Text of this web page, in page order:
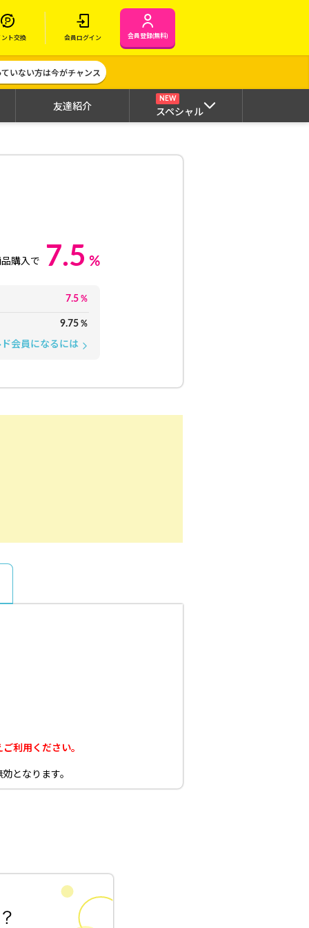
ント交換 会員ログイン 会員登録(無料)
いない方は今がチャンス
友達紹介
NEW
スペシャル
購入で 7.5 %
7.5 %
9.75 %
会員になるには arrow_forward_ios
利用ください。
となります。